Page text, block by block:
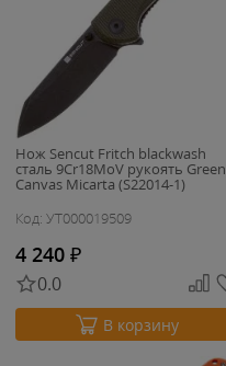
Нож Sencut Fritch blackwash
сталь 9Cr18MoV рукоять Green
Canvas Micarta (S22014-1)
Код: УТ000019509
4 240 ₽
0.0
В корзину